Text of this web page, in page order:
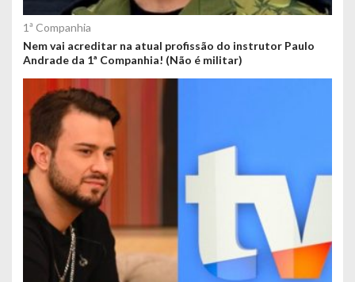
1ª Companhia
Nem vai acreditar na atual profissão do instrutor Paulo
Andrade da 1ª Companhia! (Não é militar)